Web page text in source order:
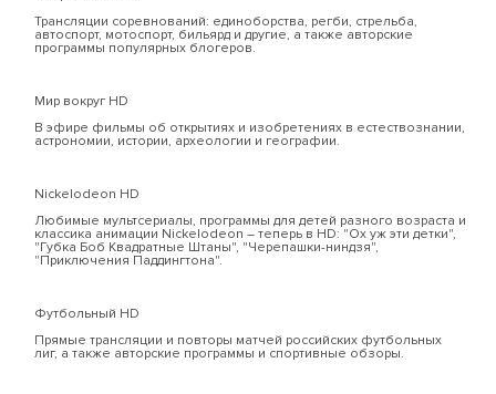
Трансляции соревнований: единоборства, регби, стрельба,
автоспорт, мотоспорт, бильярд и другие, а также авторские
программы популярных блогеров.
Мир вокруг HD
В эфире фильмы об открытиях и изобретениях в естествознании,
астрономии, истории, археологии и географии.
Nickelodeon HD
Любимые мультсериалы, программы для детей разного возраста и
классика анимации Nickelodeon – теперь в HD: "Ох уж эти детки",
"Губка Боб Квадратные Штаны", "Черепашки-ниндзя",
"Приключения Паддингтона".
Футбольный HD
Прямые трансляции и повторы матчей российских футбольных
лиг, а также авторские программы и спортивные обзоры.